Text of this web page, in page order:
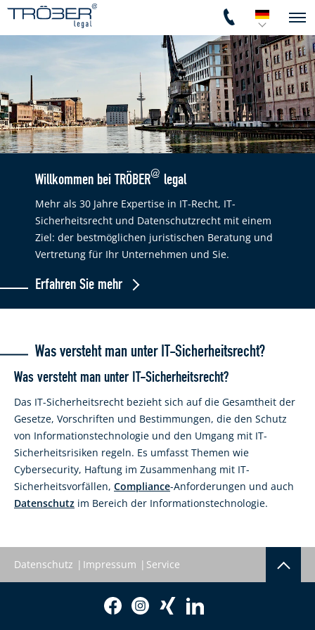
Willkommen bei TRÖBER@ legal
Mehr als 30 Jahre Expertise in IT-Recht, IT-
Sicherheitsrecht und Datenschutzrecht mit einem
Ziel: der bestmöglichen juristischen Beratung und
Vertretung für Ihr Unternehmen und Sie.
Erfahren Sie mehr
Was versteht man unter IT-Sicherheitsrecht?
Was versteht man unter IT-Sicherheitsrecht?
Das IT-Sicherheitsrecht bezieht sich auf die Gesamtheit der
Gesetze, Vorschriften und Bestimmungen, die den Schutz
von Informationstechnologie und den Umgang mit IT-
Sicherheitsrisiken regeln. Es umfasst Themen wie
Cybersecurity, Haftung im Zusammenhang mit IT-
Sicherheitsvorfällen, Compliance-Anforderungen und auch
Datenschutz im Bereich der Informationstechnologie.
Datenschutz Impressum Service